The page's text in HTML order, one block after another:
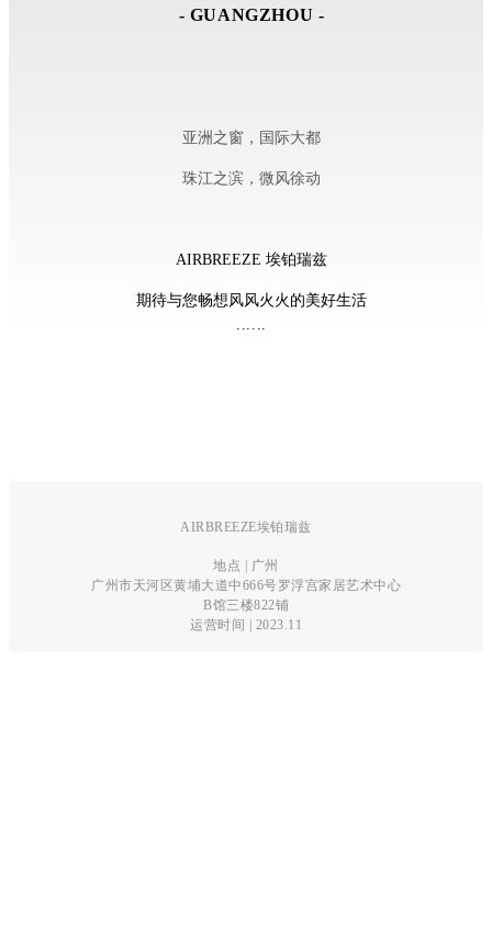
- GUANGZHOU -
亚洲之窗，国际大都
珠江之滨，微风徐动
AIRBREEZE 埃铂瑞兹
期待与您畅想风风火火的美好生活
AIRBREEZE埃铂瑞兹
地点 | 广州
广州市天河区黄埔大道中666号罗浮宫家居艺术中心
B馆三楼822铺
运营时间 | 2023. 11